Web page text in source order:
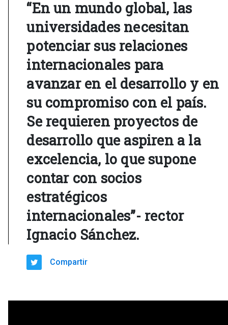
“En un mundo global, las
universidades necesitan
potenciar sus relaciones
internacionales para
avanzar en el desarrollo y en
su compromiso con el país.
Se requieren proyectos de
desarrollo que aspiren a la
excelencia, lo que supone
contar con socios
estratégicos
internacionales”- rector
Ignacio Sánchez.
Compartir